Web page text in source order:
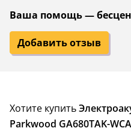
Ваша помощь —
Добавить отзыв
Хотите купить
Parkwood GA680TAK-